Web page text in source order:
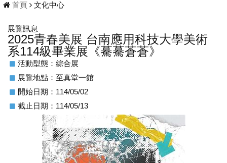
首頁 文化中心
展覽訊息
2025青春美展 台南應用科技大學美術
系114級畢業展《驀驀蒼蒼》
活動型態：綜合展
展覽地點：至真堂一館
開始日期：114/05/02
截止日期：114/05/13